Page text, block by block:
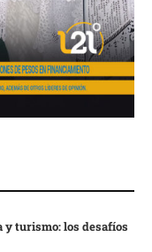
y turismo: los desafíos